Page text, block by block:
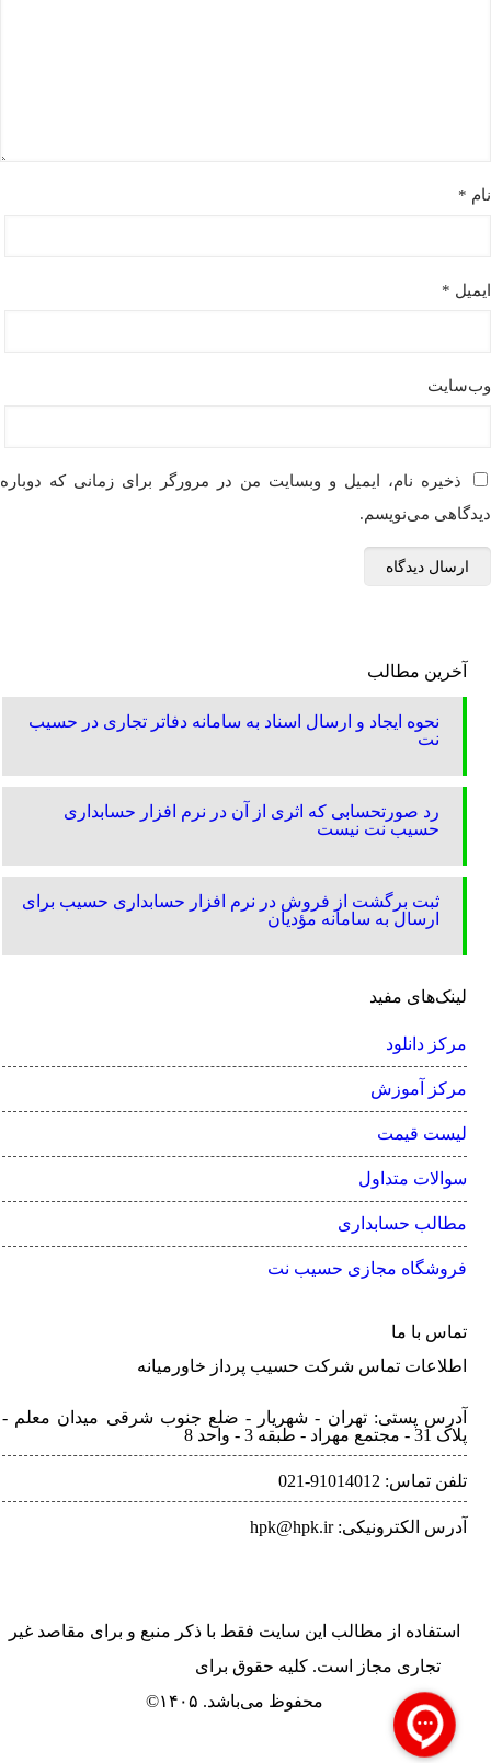
نام *
ایمیل *
وب‌سایت
ذخیره نام، ایمیل و وبسایت من در مرورگر برای زمانی که دوباره
دیدگاهی می‌نویسم.
آخرین مطالب
نحوه ایجاد و ارسال اسناد به سامانه دفاتر تجاری در حسیب
نت
رد صورتحسابی که اثری از آن در نرم افزار حسابداری
حسیب نت نیست
ثبت برگشت از فروش در نرم افزار حسابداری حسیب برای
ارسال به سامانه مؤدیان
لینک‌های مفید
مرکز دانلود
مرکز آموزش
لیست قیمت
سوالات متداول
مطالب حسابداری
فروشگاه مجازی حسیب نت
تماس با ما
اطلاعات تماس شرکت حسیب پرداز خاورمیانه
آدرس پستی: تهران - شهريار - ضلع جنوب شرقی میدان معلم -
پلاک 31 - مجتمع مهراد - طبقه 3 - واحد 8
تلفن‌ تماس: 91014012-021
آدرس الکترونیکی: hpk@hpk.ir
استفاده از مطالب این سایت فقط با ذکر منبع و برای مقاصد غیر
تجاری مجاز است. کلیه حقوق برای
محفوظ می‌باشد. ۱۴۰۵©